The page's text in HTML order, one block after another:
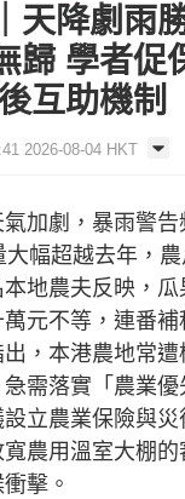
天降劇雨
歸 學者促
互助機制
2026-08-04 HKT
加劇，暴雨警告
大幅超越去年，
地農夫反映，
元不等，連番
，本港農地常遭
需落實「農業
立農業保險與
農用溫室大棚
擊。